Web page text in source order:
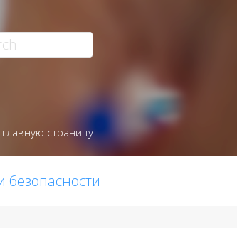
страницу
безопасности